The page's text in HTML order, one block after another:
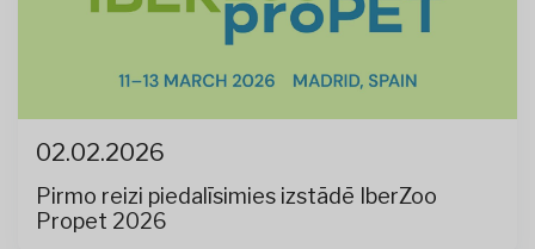
02.02.2026
Pirmo reizi piedalīsimies izstādē IberZoo
Propet 2026